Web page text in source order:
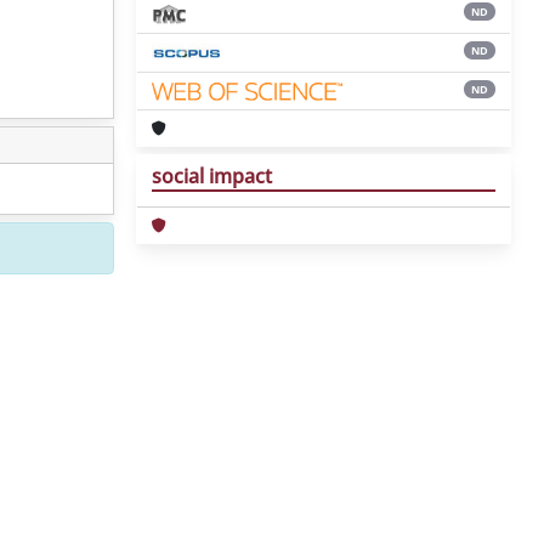
ND
ND
ND
social impact